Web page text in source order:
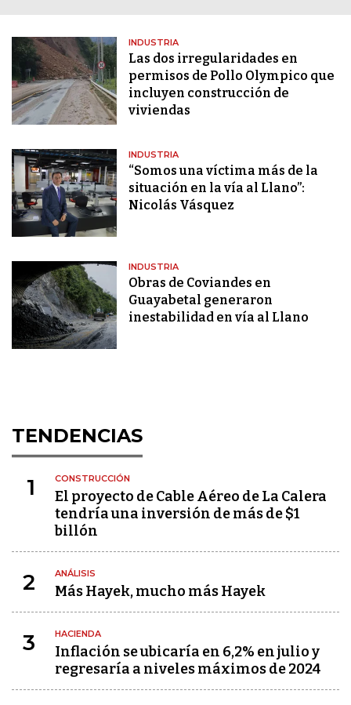
INDUSTRIA
Las dos irregularidades en
permisos de Pollo Olympico que
incluyen construcción de
viviendas
INDUSTRIA
“Somos una víctima más de la
situación en la vía al Llano”:
Nicolás Vásquez
INDUSTRIA
Obras de Coviandes en
Guayabetal generaron
inestabilidad en vía al Llano
TENDENCIAS
1 CONSTRUCCIÓN
El proyecto de Cable Aéreo de La Calera
tendría una inversión de más de $1
billón
2 ANÁLISIS
Más Hayek, mucho más Hayek
3 HACIENDA
Inflación se ubicaría en 6,2% en julio y
regresaría a niveles máximos de 2024